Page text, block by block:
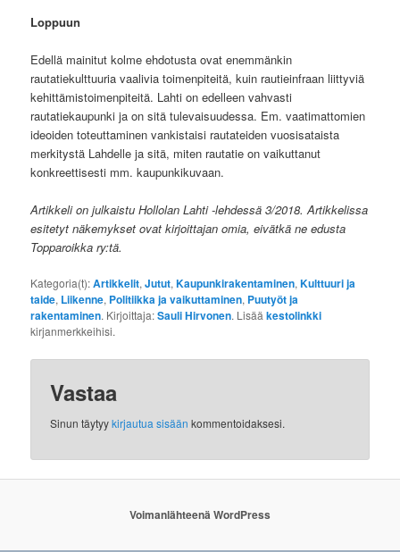
Loppuun
Edellä mainitut kolme ehdotusta ovat enemmänkin
rautatiekulttuuria vaalivia toimenpiteitä, kuin rautieinfraan liittyviä
kehittämistoimenpiteitä. Lahti on edelleen vahvasti
rautatiekaupunki ja on sitä tulevaisuudessa. Em. vaatimattomien
ideoiden toteuttaminen vankistaisi rautateiden vuosisataista
merkitystä Lahdelle ja sitä, miten rautatie on vaikuttanut
konkreettisesti mm. kaupunkikuvaan.
Artikkeli on julkaistu Hollolan Lahti -lehdessä 3/2018. Artikkelissa
esitetyt näkemykset ovat kirjoittajan omia, eivätkä ne edusta
Topparoikka ry:tä.
Kategoria(t):Artikkelit,Jutut,Kaupunkirakentaminen,Kulttuuri ja
taide, Liikenne, Politiikka ja vaikuttaminen, Puutyöt ja
rakentaminen. Kirjoittaja:Sauli Hirvonen. Lisääkestolinkki
kirjanmerkkeihisi.
Vastaa
Sinun täytyykirjautua sisään kommentoidaksesi.
Voimanlähteenä WordPress